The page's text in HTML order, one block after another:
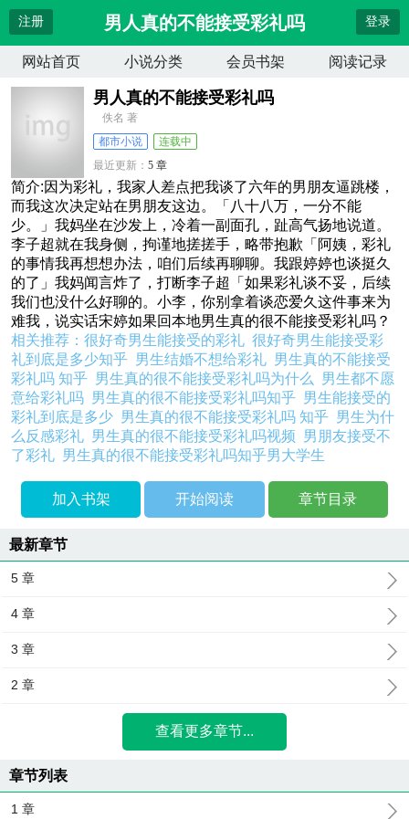
注册 男人真的不能接受彩礼吗 登录
网站首页 小说分类 会员书架 阅读记录
男人真的不能接受彩礼吗
佚名 著
都市小说
连载中
最近更新：5 章
更新时间： 2024-11-24 14:27:35
简介:因为彩礼，我家人差点把我谈了六年的男朋友逼跳楼，
而我这次决定站在男朋友这边。「八十八万，一分不能
少。」我妈坐在沙发上，冷着一副面孔，趾高气扬地说道。
李子超就在我身侧，拘谨地搓搓手，略带抱歉「阿姨，彩礼
的事情我再想想办法，咱们后续再聊聊。我跟婷婷也谈挺久
的了」我妈闻言炸了，打断李子超「如果彩礼谈不妥，后续
我们也没什么好聊的。小李，你别拿着谈恋爱久这件事来为
难我，说实话宋婷如果回本地男生真的很不能接受彩礼吗？
相关推荐：很好奇男生能接受的彩礼很好奇男生能接受彩
礼到底是多少知乎 男生结婚不想给彩礼 男生真的不能接受
彩礼吗 知乎 男生真的很不能接受彩礼吗为什么 男生都不愿
意给彩礼吗 男生真的很不能接受彩礼吗知乎 男生能接受的
彩礼到底是多少 男生真的很不能接受彩礼吗 知乎 男生为什
么反感彩礼 男生真的很不能接受彩礼吗视频 男朋友接受不
了彩礼 男生真的很不能接受彩礼吗知乎男大学生
加入书架 开始阅读 章节目录
最新章节
5 章
4 章
3 章
2 章
查看更多章节...
章节列表
1 章